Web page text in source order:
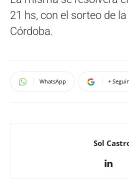
21 hs, con el sorteo de
Córdoba.
WhatsApp +
Sol